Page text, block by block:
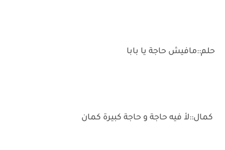
حلم::مافيش حاجة يا بابا
كمال::لأ فيه حاجة و حاجة كبيرة كمان